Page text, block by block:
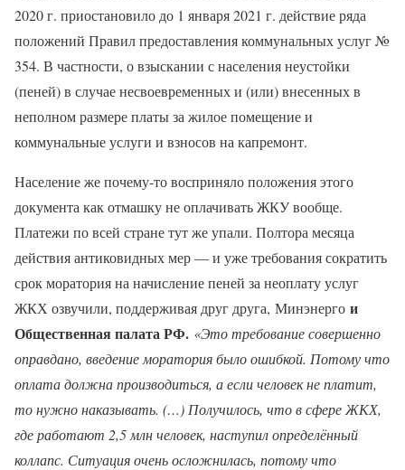
2020 г. приостановило до 1 января 2021 г. действие ряда
положений Правил предоставления коммунальных услуг №
354. В частности, о взыскании с населения неустойки
(пеней) в случае несвоевременных и (или) внесенных в
неполном размере платы за жилое помещение и
коммунальные услуги и взносов на капремонт.
Население же почему-то восприняло положения этого
документа как отмашку не оплачивать ЖКУ вообще.
Платежи по всей стране тут же упали. Полтора месяца
действия антиковидных мер — и уже требования сократить
срок моратория на начисление пеней за неоплату услуг
ЖКХ озвучили, поддерживая друг друга, Минэнерго и
Общественная палата РФ. «Это требование совершенно
оправдано, введение моратория было ошибкой. Потому что
оплата должна производиться, а если человек не платит,
то нужно наказывать. (…) Получилось, что в сфере ЖКХ,
где работают 2,5 млн человек, наступил определённый
коллапс. Ситуация очень осложнилась, потому что